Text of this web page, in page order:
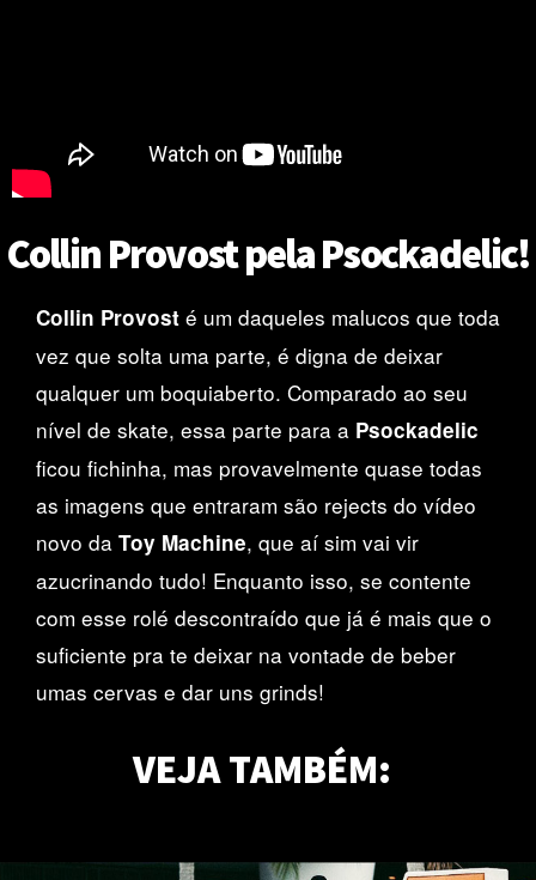
Collin Provost pela Psockadelic!
Collin Provost é um daqueles malucos que toda
vez que solta uma parte, é digna de deixar
qualquer um boquiaberto. Comparado ao seu
nível de skate, essa parte para a Psockadelic
ficou fichinha, mas provavelmente quase todas
as imagens que entraram são rejects do vídeo
novo da Toy Machine, que aí sim vai vir
azucrinando tudo! Enquanto isso, se contente
com esse rolé descontraído que já é mais que o
suficiente pra te deixar na vontade de beber
umas cervas e dar uns grinds!
VEJA TAMBÉM:
Joe Milazzo pelas praças de Chicago pela OJ
Wheels